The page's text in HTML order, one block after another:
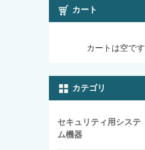
カート
カートは空です
カテゴリ
セキュリティ用システ
ム機器